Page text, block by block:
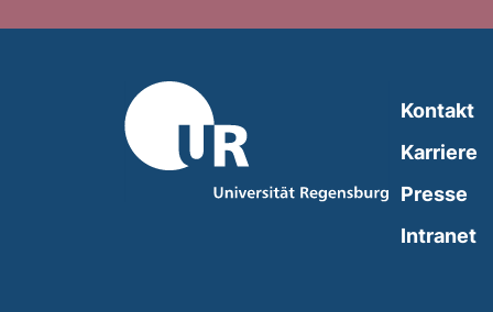
Kontakt
Karriere
Presse
Intranet